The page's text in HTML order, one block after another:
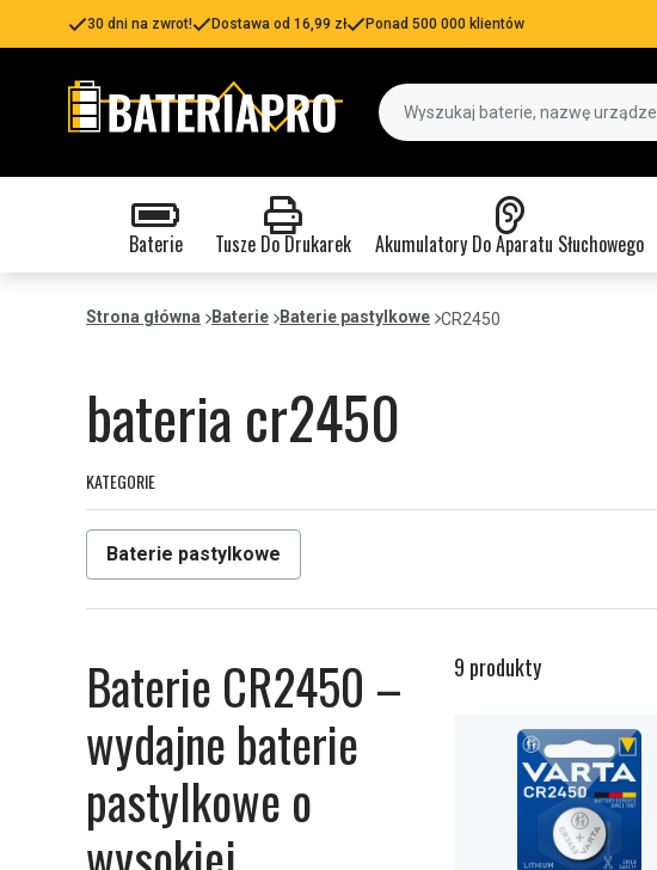
30 dni na zwrot! Dostawa od 16,99 zł Ponad 500 000 klientów
Baterie Tusze Do Drukarek Akumulatory Do Aparatu Słuchowego
Strona główna Baterie Baterie pastylkowe CR2450
bateria cr2450
KATEGORIE
Baterie pastylkowe
Baterie CR2450 –
wydajne baterie
pastylkowe o
9 produkty